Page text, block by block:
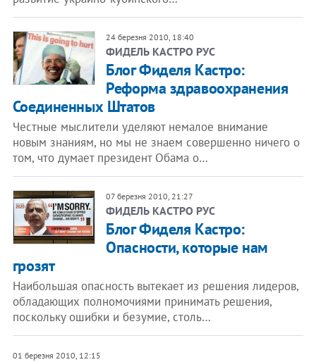
24 березня 2010, 18:40
ФИДЕЛЬ КАСТРО РУС
Блог Фиделя Кастро:
Реформа здравоохранения
Соединенных Штатов
Честные мыслители уделяют немалое внимание
новым знаниям, но мы не знаем совершенно ничего о
том, что думает президент Обама о…
07 березня 2010, 21:27
ФИДЕЛЬ КАСТРО РУС
Блог Фиделя Кастро:
Опасности, которые нам
грозят
Наибольшая опасность вытекает из решения лидеров,
обладающих полномочиями принимать решения,
поскольку ошибки и безумие, столь…
01 березня 2010, 12:15